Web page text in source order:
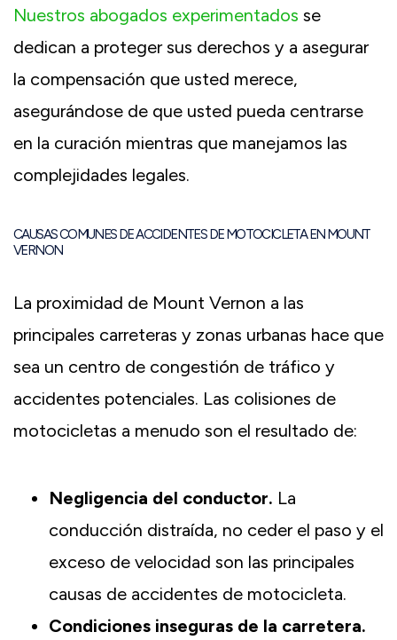
Nuestros abogados experimentados se
dedican a proteger sus derechos y a asegurar
la compensación que usted merece,
asegurándose de que usted pueda centrarse
en la curación mientras que manejamos las
complejidades legales.
CAUSAS COMUNES DE ACCIDENTES DE MOTOCICLETA EN MOUNT
VERNON
La proximidad de Mount Vernon a las
principales carreteras y zonas urbanas hace que
sea un centro de congestión de tráfico y
accidentes potenciales. Las colisiones de
motocicletas a menudo son el resultado de:
Negligencia del conductor. La
conducción distraída, no ceder el paso y el
exceso de velocidad son las principales
causas de accidentes de motocicleta.
Condiciones inseguras de la carretera.